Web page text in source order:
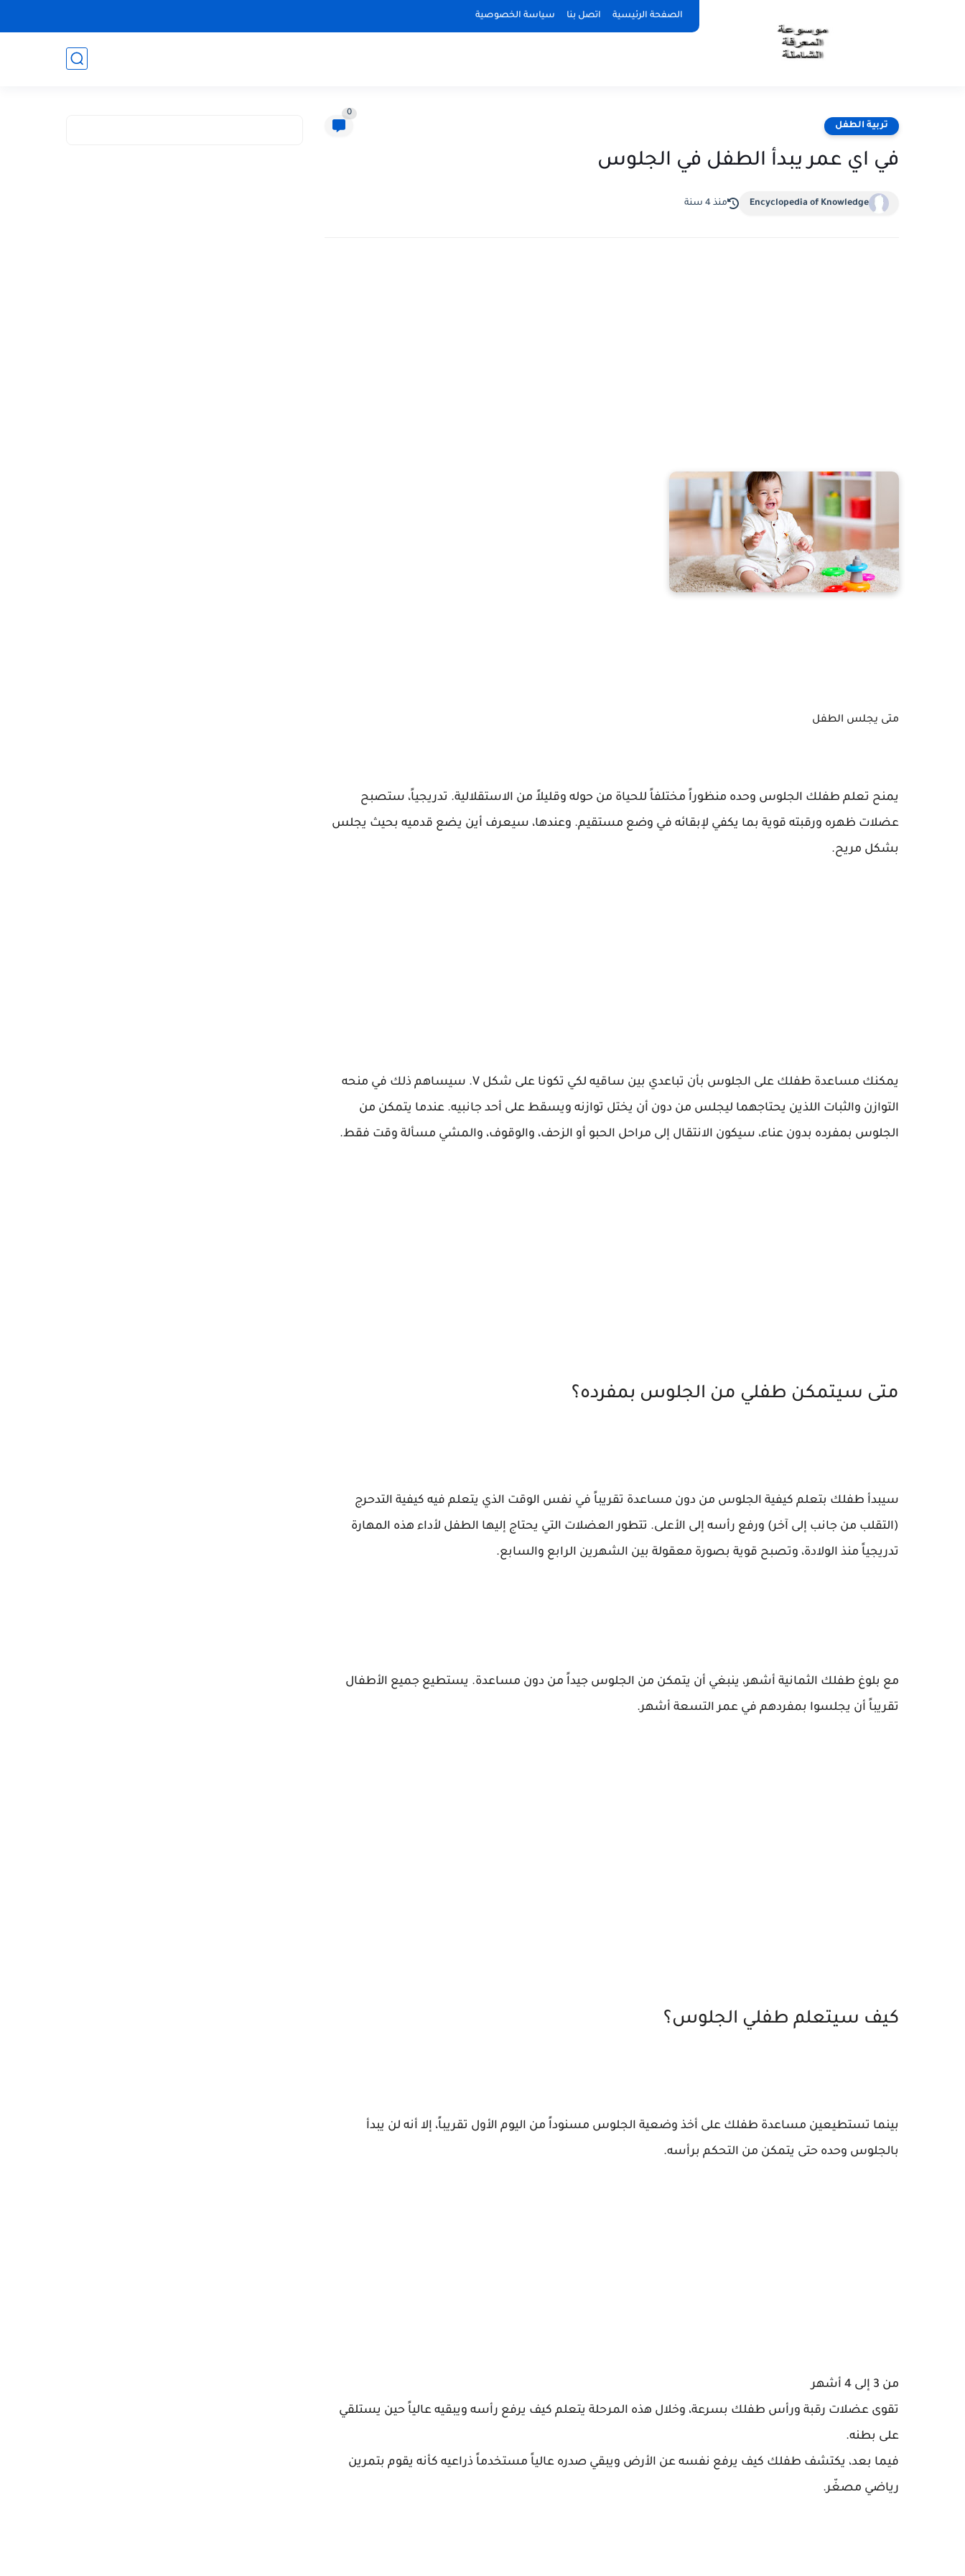
الصفحة الرئيسية اتصل بنا سياسة الخصوصية
تربية الطفل
0
في اي عمر يبدأ الطفل في الجلوس
Encyclopedia of Knowledge منذ 4 سنة
متى يجلس الطفل
يمنح تعلم طفلك الجلوس وحده منظوراً مختلفاً للحياة من حوله وقليلاً من الاستقلالية. تدريجياً، ستصبح
عضلات ظهره ورقبته قوية بما يكفي لإبقائه في وضع مستقيم. وعندها، سيعرف أين يضع قدميه بحيث يجلس
بشكل مريح.
يمكنك مساعدة طفلك على الجلوس بأن تباعدي بين ساقيه لكي تكونا على شكل V. سيساهم ذلك في منحه
التوازن والثبات اللذين يحتاجهما ليجلس من دون أن يختل توازنه ويسقط على أحد جانبيه. عندما يتمكن من
الجلوس بمفرده بدون عناء، سيكون الانتقال إلى مراحل الحبو أو الزحف، والوقوف، والمشي مسألة وقت فقط.
متى سيتمكن طفلي من الجلوس بمفرده؟
سيبدأ طفلك بتعلم كيفية الجلوس من دون مساعدة تقريباً في نفس الوقت الذي يتعلم فيه كيفية التدحرج
(التقلب من جانب إلى آخر) ورفع رأسه إلى الأعلى. تتطور العضلات التي يحتاج إليها الطفل لأداء هذه المهارة
تدريجياً منذ الولادة، وتصبح قوية بصورة معقولة بين الشهرين الرابع والسابع.
مع بلوغ طفلك الثمانية أشهر، ينبغي أن يتمكن من الجلوس جيداً من دون مساعدة. يستطيع جميع الأطفال
تقريباً أن يجلسوا بمفردهم في عمر التسعة أشهر.
كيف سيتعلم طفلي الجلوس؟
بينما تستطيعين مساعدة طفلك على أخذ وضعية الجلوس مسنوداً من اليوم الأول تقريباً، إلا أنه لن يبدأ
بالجلوس وحده حتى يتمكن من التحكم برأسه.
من 3 إلى 4 أشهر
تقوى عضلات رقبة ورأس طفلك بسرعة، وخلال هذه المرحلة يتعلم كيف يرفع رأسه ويبقيه عالياً حين يستلقي
على بطنه.
فيما بعد، يكتشف طفلك كيف يرفع نفسه عن الأرض ويبقي صدره عالياً مستخدماً ذراعيه كأنه يقوم بتمرين
رياضي مصغّر.